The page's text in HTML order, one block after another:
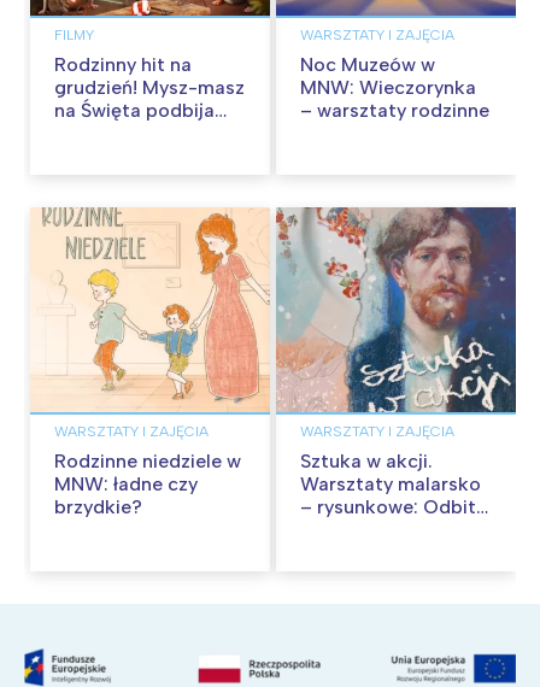
FILMY
Rodzinny hit na
grudzień! Mysz-masz
na Święta podbija
WARSZTATY I ZAJĘCIA
Noc Muzeów w
MNW: Wieczorynka
– warsztaty rodzinne
WARSZTATY I ZAJĘCIA
Rodzinne niedziele w
MNW: ładne czy
brzydkie?
WARSZTATY I ZAJĘCIA
Sztuka w akcji.
Warsztaty malarsko
– rysunkowe: Odbite